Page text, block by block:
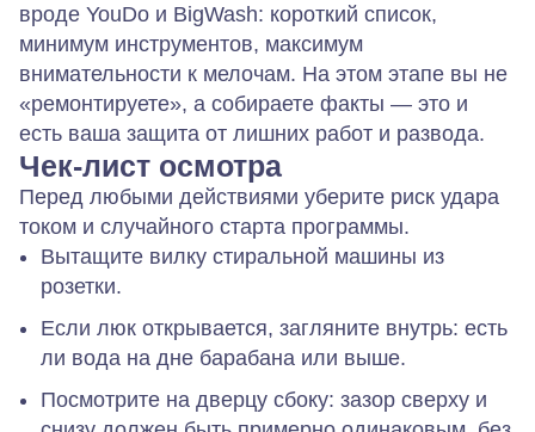
вроде YouDo и BigWash: короткий список,
минимум инструментов, максимум
внимательности к мелочам. На этом этапе вы не
«ремонтируете», а собираете факты — это и
есть ваша защита от лишних работ и развода.
Чек‑лист осмотра
Перед любыми действиями уберите риск удара
током и случайного старта программы.
Вытащите вилку стиральной машины из
розетки.
Если люк открывается, загляните внутрь: есть
ли вода на дне барабана или выше.
Посмотрите на дверцу сбоку: зазор сверху и